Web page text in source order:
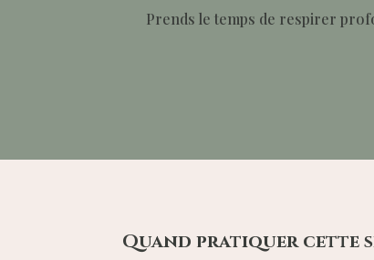
Prends le temps de respirer
Quand pratiquer cette